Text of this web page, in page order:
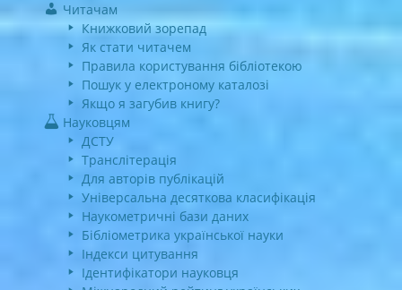
Читачам
Книжковий зорепад
Як стати читачем
Правила користування бібліотекою
Пошук у електроному каталозі
Якщо я загубив книгу?
Науковцям
ДСТУ
Транслітерація
Для авторів публікацій
Універсальна десяткова класифікація
Наукометричні бази даних
Бібліометрика української науки
Індекси цитування
Ідентифікатори науковця